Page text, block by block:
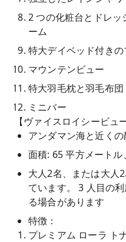
2 つの化粧台とドレ
ーム
特大デイベッド付き
マウンテンビュー
特大羽毛枕と羽毛布団
ミニバー
【ヴァイスロイシービュ
アンダマン海と近く
面積: 65 平方メートル
大人2名、または大人
ています。 3 人目の
る場合があります
特徴：
プレミアム ローラ ト